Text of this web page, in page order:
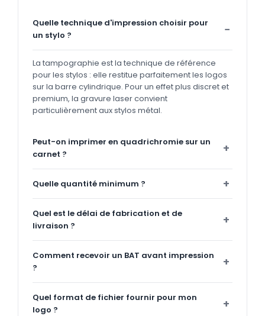
Quelle technique d'impression choisir pour
un stylo ?
La tampographie est la technique de référence
pour les stylos : elle restitue parfaitement les logos
sur la barre cylindrique. Pour un effet plus discret et
premium, la gravure laser convient
particulièrement aux stylos métal.
Peut-on imprimer en quadrichromie sur un
carnet ?
Quelle quantité minimum ?
Quel est le délai de fabrication et de
livraison ?
Comment recevoir un BAT avant impression
?
Quel format de fichier fournir pour mon
logo ?